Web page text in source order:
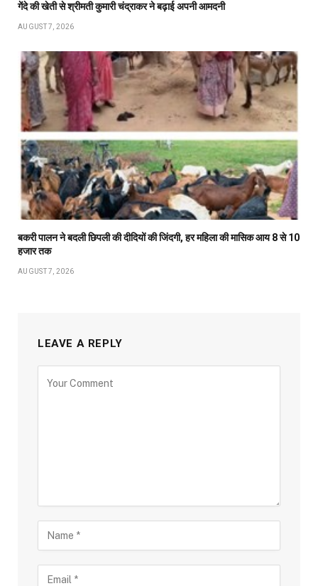
गेंदे की खेती से श्रीमती कुमारी चंद्राकर ने बढ़ाई अपनी आमदनी
AUGUST 7, 2026
बकरी पालन ने बदली छिपली की दीदियों की जिंदगी, हर महिला की मासिक आय 8 से 10
हजार तक
AUGUST 7, 2026
LEAVE A REPLY